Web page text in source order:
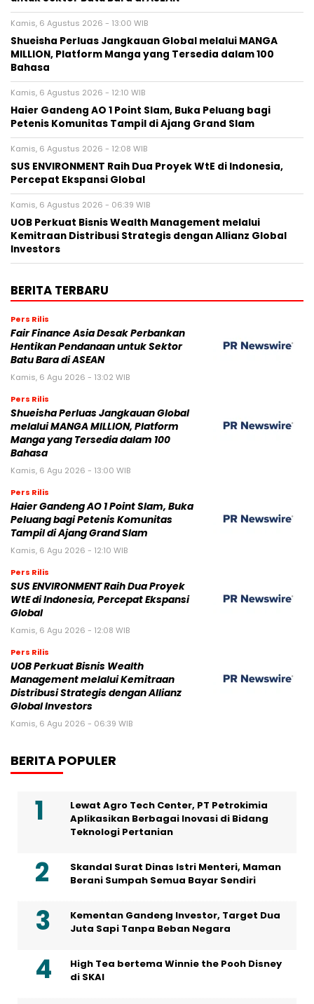
Kamis, 6 Agustus 2026 - 13:00 WIB
Shueisha Perluas Jangkauan Global melalui MANGA
MILLION, Platform Manga yang Tersedia dalam 100
Bahasa
Kamis, 6 Agustus 2026 - 12:10 WIB
Haier Gandeng AO 1 Point Slam, Buka Peluang bagi
Petenis Komunitas Tampil di Ajang Grand Slam
Kamis, 6 Agustus 2026 - 12:08 WIB
SUS ENVIRONMENT Raih Dua Proyek WtE di Indonesia,
Percepat Ekspansi Global
Kamis, 6 Agustus 2026 - 06:39 WIB
UOB Perkuat Bisnis Wealth Management melalui
Kemitraan Distribusi Strategis dengan Allianz Global
Investors
BERITA TERBARU
Pers Rilis
Fair Finance Asia Desak Perbankan
Hentikan Pendanaan untuk Sektor
Batu Bara di ASEAN
Kamis, 6 Agu 2026 - 13:02 WIB
Pers Rilis
Shueisha Perluas Jangkauan Global
melalui MANGA MILLION, Platform
Manga yang Tersedia dalam 100
Bahasa
Kamis, 6 Agu 2026 - 13:00 WIB
Pers Rilis
Haier Gandeng AO 1 Point Slam, Buka
Peluang bagi Petenis Komunitas
Tampil di Ajang Grand Slam
Kamis, 6 Agu 2026 - 12:10 WIB
Pers Rilis
SUS ENVIRONMENT Raih Dua Proyek
WtE di Indonesia, Percepat Ekspansi
Global
Kamis, 6 Agu 2026 - 12:08 WIB
Pers Rilis
UOB Perkuat Bisnis Wealth
Management melalui Kemitraan
Distribusi Strategis dengan Allianz
Global Investors
Kamis, 6 Agu 2026 - 06:39 WIB
BERITA POPULER
Lewat Agro Tech Center, PT Petrokimia
Aplikasikan Berbagai Inovasi di Bidang
Teknologi Pertanian
Skandal Surat Dinas Istri Menteri, Maman
Berani Sumpah Semua Bayar Sendiri
Kementan Gandeng Investor, Target Dua
Juta Sapi Tanpa Beban Negara
High Tea bertema Winnie the Pooh Disney
di SKAI